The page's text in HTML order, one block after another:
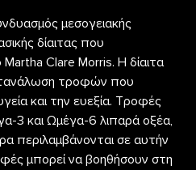
μεσογειακής
δίαιτας που
Clare Morris. Η δίαιτα
τροφών που
και την ευεξία. Τροφές
3 και Ωμέγα-6 λιπαρά οξέα,
περιλαμβάνονται σε αυτήν
μπορεί να βοηθήσουν στη